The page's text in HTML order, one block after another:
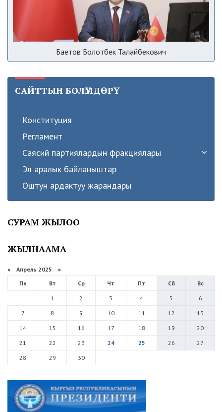
Баетов Болотбек Талайбекович
САЙТТЫН БОЛҮМДӨРҮ
Конституция
Регламент
Саясий партиялардын фракциялары
Эл аралык байланыштар
Оштун ардактуу жарандары
СУРАМ ЖЫЛОО
ЖЫЛНААМА
« Апрель 2025 »
Пн
Вт Ср Чт Пт Сб
Вс
1
2 3 4 5
6
7
8 9 10 11 12
13
14
15 16 17 18 19
20
21
22 23 24 25 26
27
28
29 30